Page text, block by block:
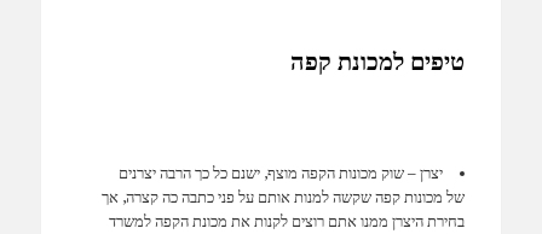
טיפים למכונת קפה
יצרן – שוק מכונות הקפה מוצף, ישנם כל כך הרבה יצרנים
של מכונות קפה שקשה למנות אותם על פני כתבה כה קצרה, אך
בחירת היצרן ממנו אתם רוצים לקנות את מכונת הקפה למשרד